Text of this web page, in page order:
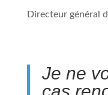
Directeur général
Je ne
cas